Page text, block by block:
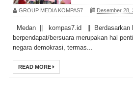
GROUP MEDIA KOMPAS7 Desember 28,
Medan || kompas7.id || Berdasarkan
berpendapat/bersuara merupakan hal
negara demokrasi, termas...
READ MORE